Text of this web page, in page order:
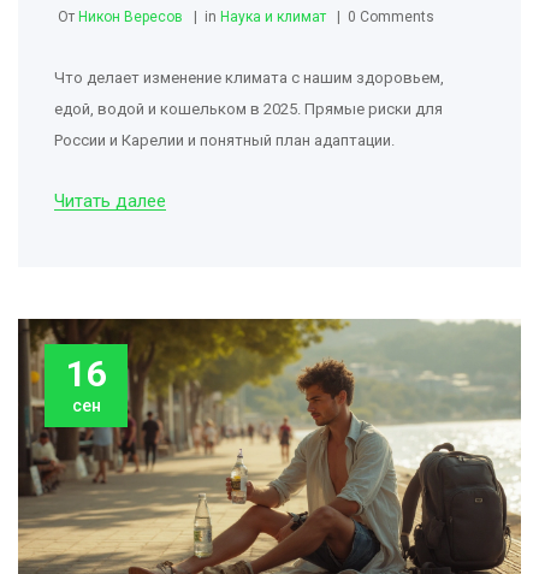
От Никон Вересов in Наука и климат 0 Comments
Что делает изменение климата с нашим здоровьем,
едой, водой и кошельком в 2025. Прямые риски для
России и Карелии и понятный план адаптации.
Читать далее
16
сен